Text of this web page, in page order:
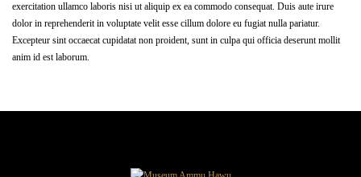
exercitation ullamco laboris nisi ut aliquip ex ea commodo consequat. Duis aute irure
dolor in reprehenderit in voluptate velit esse cillum dolore eu fugiat nulla pariatur.
Excepteur sint occaecat cupidatat non proident, sunt in culpa qui officia deserunt mollit
anim id est laborum.